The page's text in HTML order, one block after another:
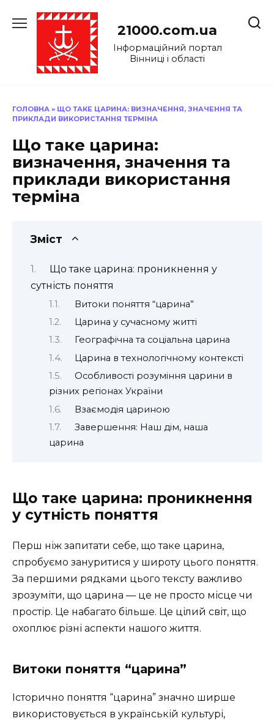
до
21000.com.ua
Інформаційний портал
Вінниці і області
ГОЛОВНА » ЩО ТАКЕ ЦАРИНА: ВИЗНАЧЕННЯ, ЗНАЧЕННЯ ТА
ПРИКЛАДИ ВИКОРИСТАННЯ ТЕРМІНА
Що таке царина:
визначення, значення та
приклади використання
терміна
Зміст
Що таке царина: проникнення у
сутність поняття
Витоки поняття “царина”
Царина у сучасному житті
Географічна та соціальна царина
Царина в технологічному контексті
Особливості розуміння царини в
різних регіонах України
Взаємодія цариною
Завершення: Наш дім, наша
царина
Що таке царина: проникнення
у сутність поняття
Перш ніж запитати себе, що таке царина,
спробуємо зануритися у широту цього поняття.
За першими рядками цього тексту важливо
зрозуміти, що царина — це не просто місце чи
простір. Це набагато більше. Це цілий світ, що
охоплює різні аспекти нашого життя.
Витоки поняття “царина”
Історично поняття “царина” значно ширше
використовується в українській культурі,